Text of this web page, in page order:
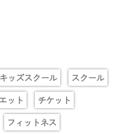
キッズスクール
スクール
ット
チケット
フィットネス